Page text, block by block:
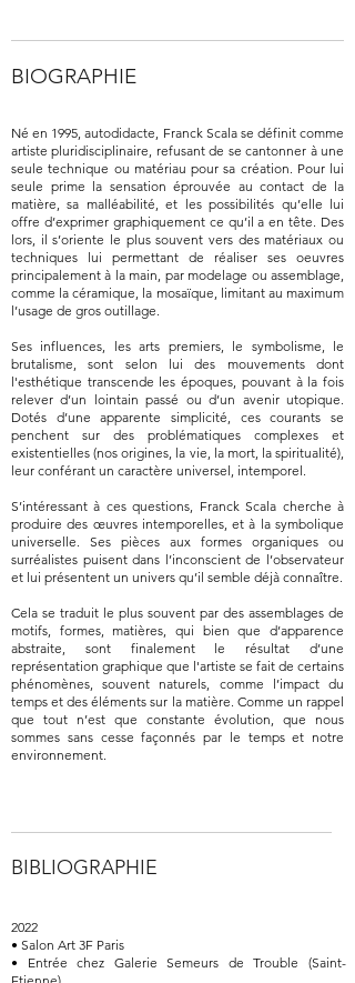
BIOGRAPHIE
Né en 1995, autodidacte, Franck Scala se définit comme
artiste pluridisciplinaire, refusant de se cantonner à une
seule technique ou matériau pour sa création. Pour lui
seule prime la sensation éprouvée au contact de la
matière, sa malléabilité, et les possibilités qu’elle lui
offre d’exprimer graphiquement ce qu’il a en tête. Des
lors, il s’oriente le plus souvent vers des matériaux ou
techniques lui permettant de réaliser ses oeuvres
principalement à la main, par modelage ou assemblage,
comme la céramique, la mosaïque, limitant au maximum
l’usage de gros outillage.
Ses influences, les arts premiers, le symbolisme, le
brutalisme, sont selon lui des mouvements dont
l'esthétique transcende les époques, pouvant à la fois
relever d’un lointain passé ou d’un avenir utopique.
Dotés d’une apparente simplicité, ces courants se
penchent sur des problématiques complexes et
existentielles (nos origines, la vie, la mort, la spiritualité),
leur conférant un caractère universel, intemporel.
S’intéressant à ces questions, Franck Scala cherche à
produire des œuvres intemporelles, et à la symbolique
universelle. Ses pièces aux formes organiques ou
surréalistes puisent dans l’inconscient de l’observateur
et lui présentent un univers qu’il semble déjà connaître.
Cela se traduit le plus souvent par des assemblages de
motifs, formes, matières, qui bien que d’apparence
abstraite, sont finalement le résultat d’une
représentation graphique que l'artiste se fait de certains
phénomènes, souvent naturels, comme l’impact du
temps et des éléments sur la matière. Comme un rappel
que tout n’est que constante évolution, que nous
sommes sans cesse façonnés par le temps et notre
environnement.
BIBLIOGRAPHIE
2022
• Salon Art 3F Paris
• Entrée chez Galerie Semeurs de Trouble (Saint-